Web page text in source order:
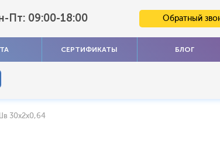
Пт: 09:00-18:00 Обратный
СЕРТИФИКАТЫ БЛОГ
30х2х0,64